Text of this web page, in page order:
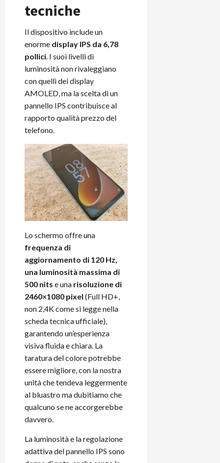
tecniche
Il dispositivo include un
enorme display IPS da 6,78
pollici . I suoi livelli di
luminosità non rivaleggiano
con quelli dei display
AMOLED, ma la scelta di un
pannello IPS contribuisce al
rapporto qualità prezzo del
telefono.
Lo schermo offre una
frequenza di
aggiornamento di 120 Hz,
una luminosità massima di
500 nits e una risoluzione di
2460×1080 pixel (Full HD+,
non 2,4K come si legge nella
scheda tecnica ufficiale),
garantendo un’esperienza
visiva fluida e chiara. La
taratura del colore potrebbe
essere migliore, con la nostra
unità che tendeva leggermente
al bluastro ma dubitiamo che
qualcuno se ne accorgerebbe
davvero.
La luminosità e la regolazione
adattiva del pannello IPS sono